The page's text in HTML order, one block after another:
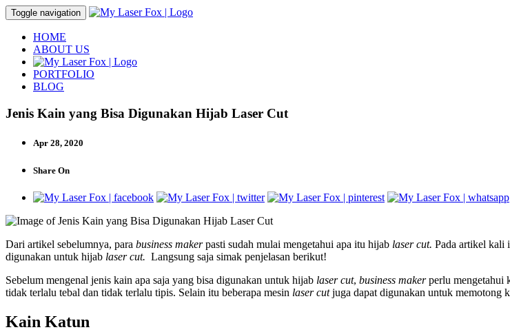
Toggle navigation
HOME
ABOUT US
PORTFOLIO
BLOG
Jenis Kain yang Bisa Digunakan Hijab Laser Cut
Apr 28, 2020
Share On
Dari artikel sebelumnya, para business makerpasti sudah mulai mengetahui apa itu hijab laser cut. Pada artikel kali
digunakan untuk hijab laser cut. Langsung saja simak penjelasan berikut!
Sebelum mengenal jenis kain apa saja yang bisa digunakan untuk hijab laser cut, business makerperlu mengetahui
tidak terlalu tebal dan tidak terlalu tipis. Selain itu beberapa mesin laser cutjuga dapat digunakan untuk memotong
Kain Katun